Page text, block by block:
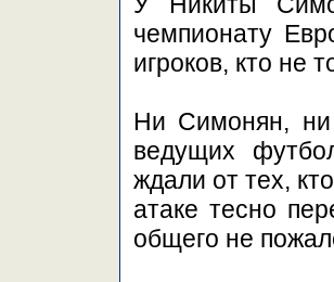
чемпионату
игроков, кто не
Ни Симонян, ни
ведущих
ждали от тех,
атаке тесно
общего не